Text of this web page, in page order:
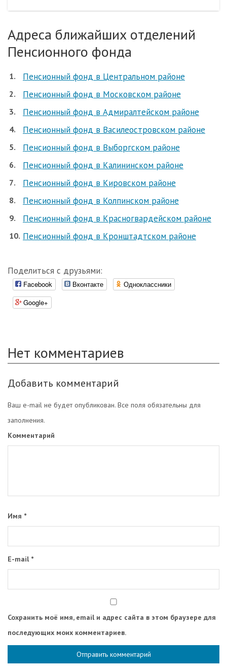
Адреса ближайших отделений
Пенсионного фонда
Пенсионный фонд в Центральном районе
Пенсионный фонд в Московском районе
Пенсионный фонд в Адмиралтейском районе
Пенсионный фонд в Василеостровском районе
Пенсионный фонд в Выборгском районе
Пенсионный фонд в Калининском районе
Пенсионный фонд в Кировском районе
Пенсионный фонд в Колпинском районе
Пенсионный фонд в Красногвардейском районе
Пенсионный фонд в Кронштадтском районе
Поделиться с друзьями:
Facebook Вконтакте
Одноклассники
Google+
Нет комментариев
Добавить комментарий
Ваш e-mail не будет опубликован. Все поля обязательны для
заполнения.
Комментарий
Имя *
E-mail *
Сохранить моё имя, email и адрес сайта в этом браузере для
последующих моих комментариев.